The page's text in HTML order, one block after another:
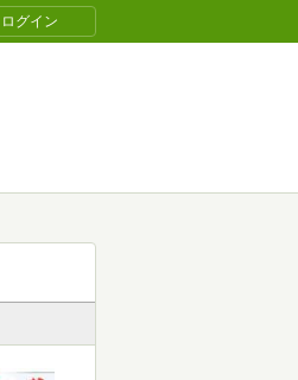
ログイン